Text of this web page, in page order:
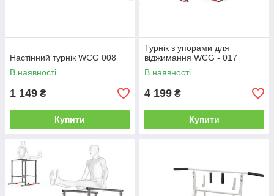
Настінний турнік WCG 008
В наявності
1 149 ₴
Купити
Турнік з упорами для
віджимання WCG - 017
В наявності
4 199 ₴
Купити